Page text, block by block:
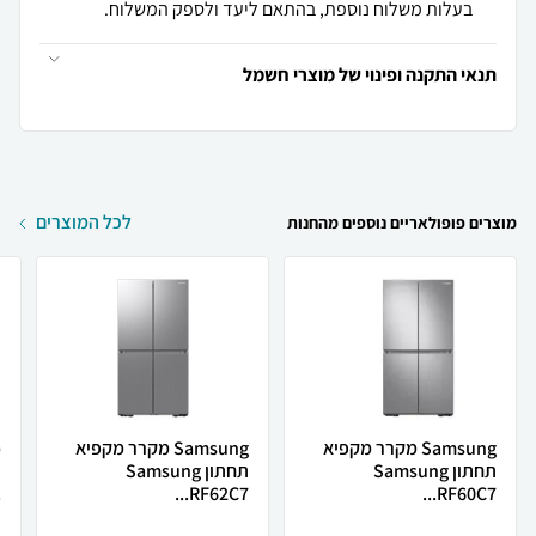
בעלות משלוח נוספת, בהתאם ליעד ולספק המשלוח.
תנאי התקנה ופינוי של מוצרי חשמל
מוצרים פופולאריים נוספים מהחנות לכל המוצרים
Samsung מקרר ‏מקפיא
תחתון Samsung
RF60C7...
Samsung מקרר ‏מקפיא
תחתון Samsung
RF62C7...